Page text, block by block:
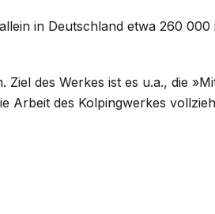
in Deutschland etwa 260
des Werkes ist es u.a., die
Arbeit des Kolpingwerkes